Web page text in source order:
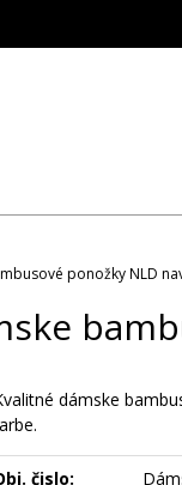
ponožky NLD
dámske
čislo: